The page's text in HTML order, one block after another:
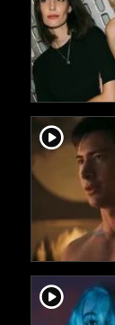
player2
player2